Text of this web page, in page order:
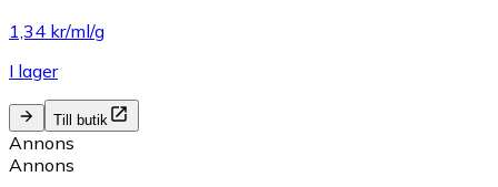
1,34 kr/ml/g
I lager
Till butik
Annons
Annons